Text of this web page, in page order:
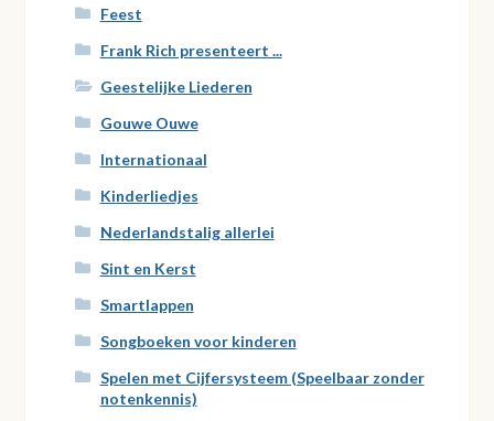
Feest
Frank Rich presenteert ...
Geestelijke Liederen
Gouwe Ouwe
Internationaal
Kinderliedjes
Nederlandstalig allerlei
Sint en Kerst
Smartlappen
Songboeken voor kinderen
Spelen met Cijfersysteem (Speelbaar zonder
notenkennis)